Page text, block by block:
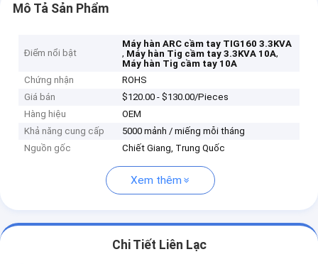
Mô Tả Sản Phẩm
Điểm nổi bật
Máy hàn ARC cầm tay TIG160 3.3KVA
, Máy hàn Tig cầm tay 3.3KVA 10A,
Máy hàn Tig cầm tay 10A
Chứng nhận
ROHS
Giá bán
$120.00 - $130.00/Pieces
Hàng hiệu
OEM
Khả năng cung cấp
5000 mảnh / miếng mỗi tháng
Nguồn gốc
Chiết Giang, Trung Quốc
Xem thêm
Chi Tiết Liên Lạc